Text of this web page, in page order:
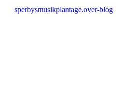
sperbysmusikplantage.over-blog